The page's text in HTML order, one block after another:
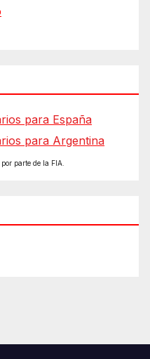
para España
para Argentina
parte de la FIA.